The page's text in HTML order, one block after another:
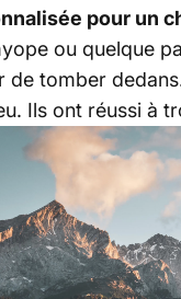
pour un
ou quelque
de tomber
Ils ont réussi à